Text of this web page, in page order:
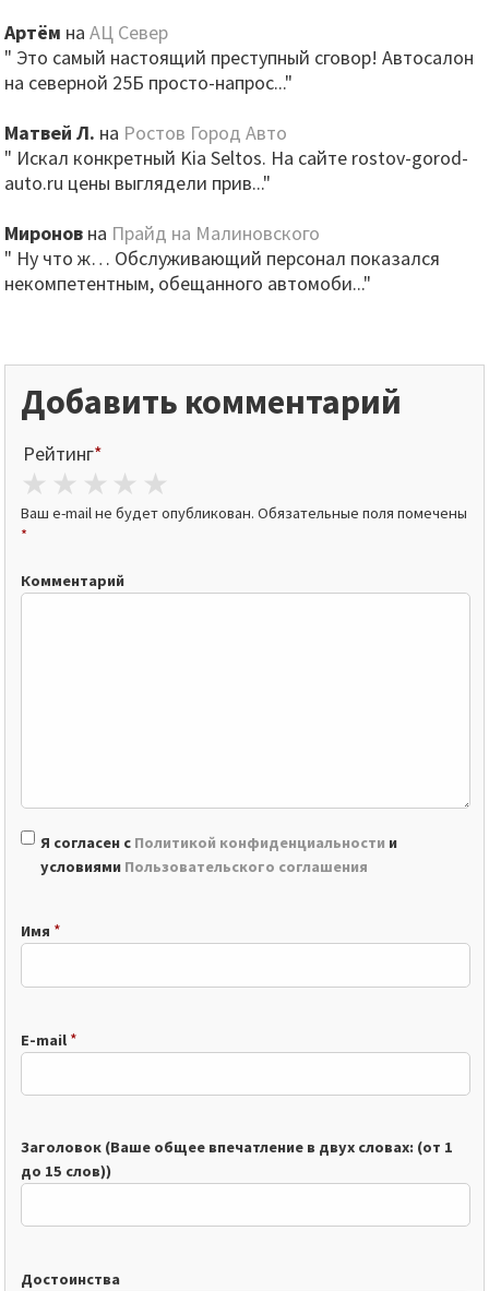
Артём наАЦ Север
" Это самый настоящий преступный сговор! Автосалон
на северной 25Б просто-напрос..."
Матвей Л. на Ростов Город Авто
" Искал конкретный Kia Seltos. На сайте rostov-gorod-
auto.ru цены выглядели прив..."
Миронов на Прайд на Малиновского
" Ну что ж… Обслуживающий персонал показался
некомпетентным, обещанного автомоби..."
Добавить комментарий
Рейтинг*
4 stars
3 stars
2 stars
1 star
Ваш e-mail не будет опубликован. Обязательные поля помечены
*
Комментарий
Я согласен с Политикой конфиденциальности и
условиями Пользовательского соглашения
Имя *
E-mail *
Заголовок (Ваше общее впечатление в двух словах: (от 1
до 15 слов))
Достоинства